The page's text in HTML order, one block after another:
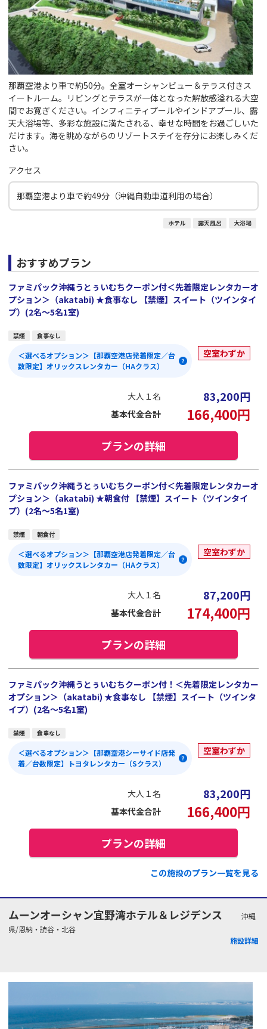
那覇空港より車で約50分。全室オーシャンビュー＆テラス付きス
イートルーム。リビングとテラスが一体となった解放感溢れる大空
間でお寛ぎください。インフィニティプールやインドアプール、露
天大浴場等、多彩な施設に満たされる、幸せな時間をお過ごしいた
だけます。海を眺めながらのリゾートステイを存分にお楽しみくだ
さい。
アクセス
那覇空港より車で約49分（沖縄自動車道利用の場合）
ホテル 露天風呂 大浴場
おすすめプラン
ファミパック沖縄うとぅいむちクーポン付＜先着限定レンタカーオ
プション＞（akatabi) ★食事なし 【禁煙】スイート（ツインタイ
プ）(2名～5名1室)
禁煙 食事なし
＜選べるオプション＞【那覇空港店発着限定／台
数限定】オリックスレンタカー（HAクラス）
空室わずか
大人１名 83,200円
基本代金合計 166,400円
プランの詳細
ファミパック沖縄うとぅいむちクーポン付＜先着限定レンタカーオ
プション＞（akatabi) ★朝食付 【禁煙】スイート（ツインタイ
プ）(2名～5名1室)
禁煙 朝食付
＜選べるオプション＞【那覇空港店発着限定／台
数限定】オリックスレンタカー（HAクラス）
空室わずか
大人１名 87,200円
基本代金合計 174,400円
プランの詳細
ファミパック沖縄うとぅいむちクーポン付！＜先着限定レンタカー
オプション＞（akatabi) ★食事なし 【禁煙】スイート（ツインタ
イプ）(2名～5名1室)
禁煙 食事なし
＜選べるオプション＞【那覇空港シーサイド店発
着／台数限定】トヨタレンタカー（Sクラス）
空室わずか
大人１名 83,200円
基本代金合計 166,400円
プランの詳細
この施設のプラン一覧を見る
ムーンオーシャン宜野湾ホテル＆レジデンス
沖縄
県/恩納・読谷・北谷
施設詳細